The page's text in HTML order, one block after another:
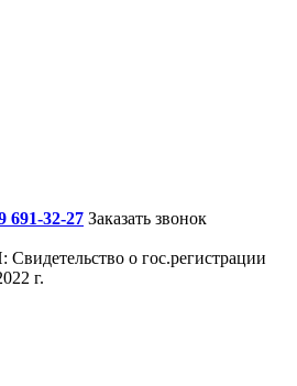
691-32-27 Заказать звонок
о гос.регистрации
г.